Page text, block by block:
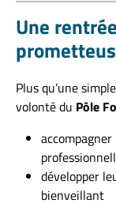
Une
Plus qu’une
volonté du Pôle
développer
bienveillant